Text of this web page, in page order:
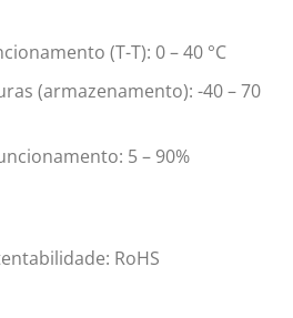
(T-T): 0 – 40 °C
(armazenamento): -40 – 70
5 – 90%
RoHS